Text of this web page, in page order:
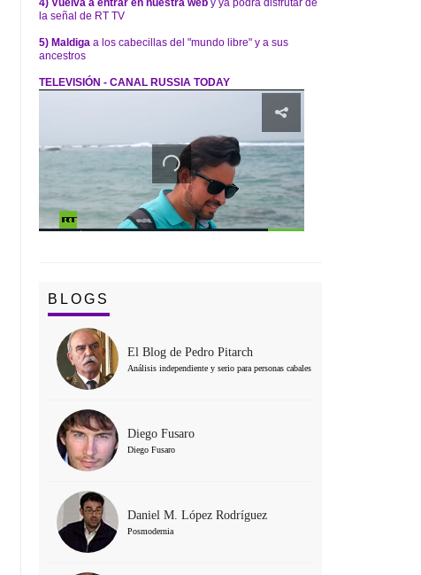
4) Vuelva a entrar en nuestra web y ya podrá disfrutar de
la señal de RT TV
5) Maldiga a los cabecillas del "mundo libre" y a sus
ancestros
TELEVISIÓN - CANAL RUSSIA TODAY
BLOGS
El Blog de Pedro Pitarch
Análisis independiente y serio para personas cabales
Diego Fusaro
Diego Fusaro
Daniel M. López Rodríguez
Posmodernia